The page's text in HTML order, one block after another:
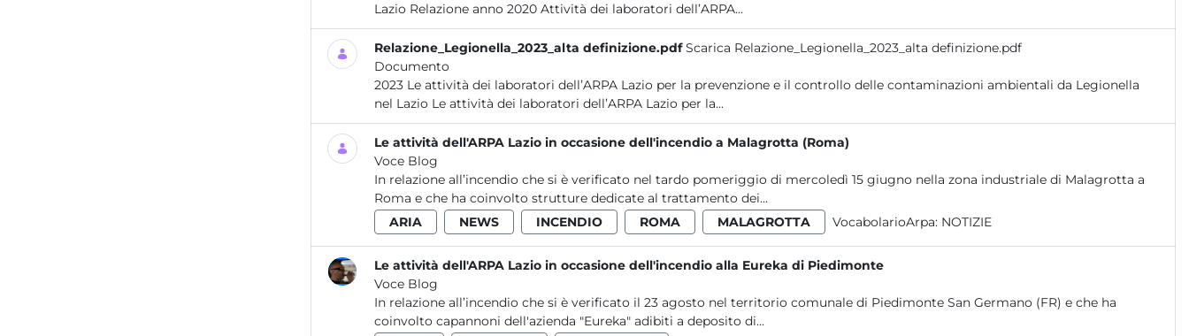
Lazio Relazione anno 2020 Attività dei laboratori dell’ARPA...
Relazione_Legionella_2023_alta definizione.pdf Scarica Relazione_Legionella_2023_alta definizione.pdf
Documento
2023 Le attività dei laboratori dell’ARPA Lazio per la prevenzione e il controllo delle contaminazioni ambientali da Legionella
nel Lazio Le attività dei laboratori dell’ARPA Lazio per la...
Le attività dell'ARPA Lazio in occasione dell'incendio a Malagrotta (Roma)
Voce Blog
In relazione all’incendio che si è verificato nel tardo pomeriggio di mercoledì 15 giugno nella zona industriale di Malagrotta a
Roma e che ha coinvolto strutture dedicate al trattamento dei...
ARIA
NEWS INCENDIO ROMA MALAGROTTA VocabolarioArpa: NOTIZIE
Le attività dell'ARPA Lazio in occasione dell'incendio alla Eureka di Piedimonte
Voce Blog
In relazione all’incendio che si è verificato il 23 agosto nel territorio comunale di Piedimonte San Germano (FR) e che ha
coinvolto capannoni dell'azienda "Eureka" adibiti a deposito di...